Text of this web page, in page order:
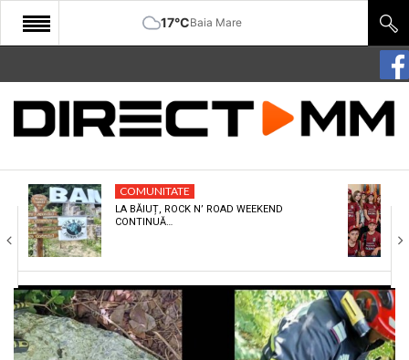
17°CBaia Mare
START
COMUNITATE
CULTURA
ECONOMIE
SANATATE
SPORT
SPECIAL
COMUNITATE
LA BĂIUȚ, ROCK N’ ROAD WEEKEND
CONTINUĂ…